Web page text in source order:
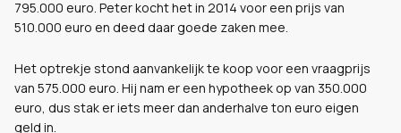
795.000 euro. Peter kocht het in 2014 voor een prijs van
510.000 euro en deed daar goede zaken mee.
Het optrekje stond aanvankelijk te koop voor een vraagprijs
van 575.000 euro. Hij nam er een hypotheek op van 350.000
euro, dus stak er iets meer dan anderhalve ton euro eigen
geld in.